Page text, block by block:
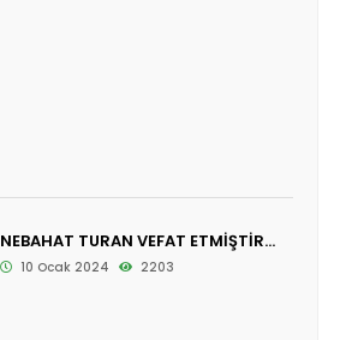
NEBAHAT TURAN VEFAT ETMİŞTİR...
10 Ocak 2024 2203